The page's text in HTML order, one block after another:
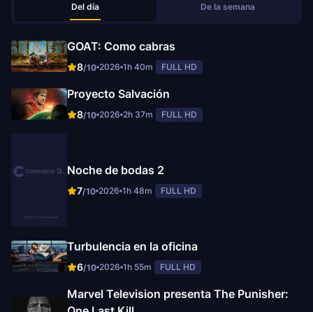
Del día De la semana
GOAT: Como cabras
8/10 2026 1h 40m FULL HD
Proyecto Salvación
8/10 2026 2h 37m FULL HD
Noche de bodas 2
7/10 2026 1h 48m FULL HD
Turbulencia en la oficina
6/10 2026 1h 55m FULL HD
Marvel Television presenta The Punisher: